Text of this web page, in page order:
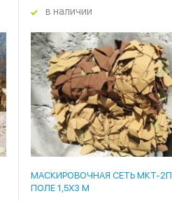
в наличии
МАСКИРОВОЧНАЯ СЕТЬ МКТ-2П
ПОЛЕ 1,5Х3 М